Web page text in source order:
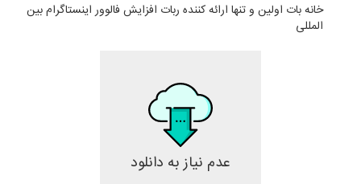
خانه بات اولین و تنها ارائه کننده ربات افزایش فالوور اینستاگرام بین
المللی
عدم نیاز به دانلود